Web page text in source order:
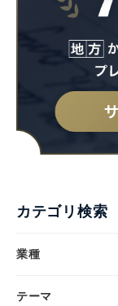
カテゴリ検索
業種
テーマ